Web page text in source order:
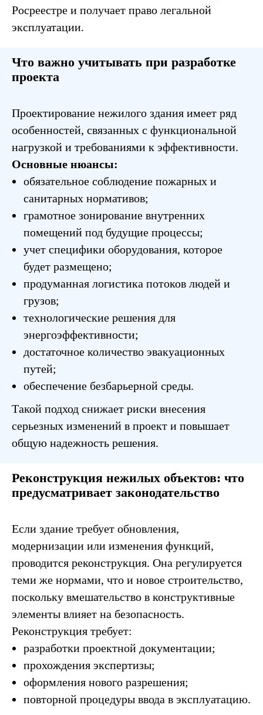
Росреестре и получает право легальной
эксплуатации.
Что важно учитывать при разработке
проекта
Проектирование нежилого здания имеет ряд
особенностей, связанных с функциональной
нагрузкой и требованиями к эффективности.
Основные нюансы:
обязательное соблюдение пожарных и
санитарных нормативов;
грамотное зонирование внутренних
помещений под будущие процессы;
учет специфики оборудования, которое
будет размещено;
продуманная логистика потоков людей и
грузов;
технологические решения для
энергоэффективности;
достаточное количество эвакуационных
путей;
обеспечение безбарьерной среды.
Такой подход снижает риски внесения
серьезных изменений в проект и повышает
общую надежность решения.
Реконструкция нежилых объектов: что
предусматривает законодательство
Если здание требует обновления,
модернизации или изменения функций,
проводится реконструкция. Она регулируется
теми же нормами, что и новое строительство,
поскольку вмешательство в конструктивные
элементы влияет на безопасность.
Реконструкция требует:
разработки проектной документации;
прохождения экспертизы;
оформления нового разрешения;
повторной процедуры ввода в эксплуатацию.